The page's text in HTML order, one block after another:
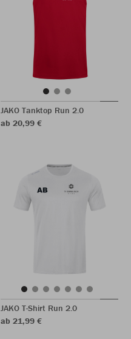
JAKO Tanktop Run 2.0
ab 20,99 €
JAKO T-Shirt Run 2.0
ab 21,99 €